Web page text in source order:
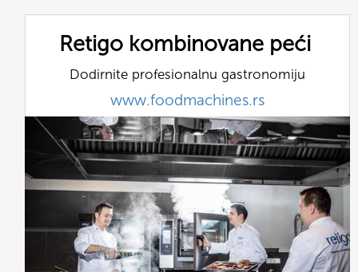
Retigo kombinovane peći
Dodirnite profesionalnu gastronomiju
www.foodmachines.rs